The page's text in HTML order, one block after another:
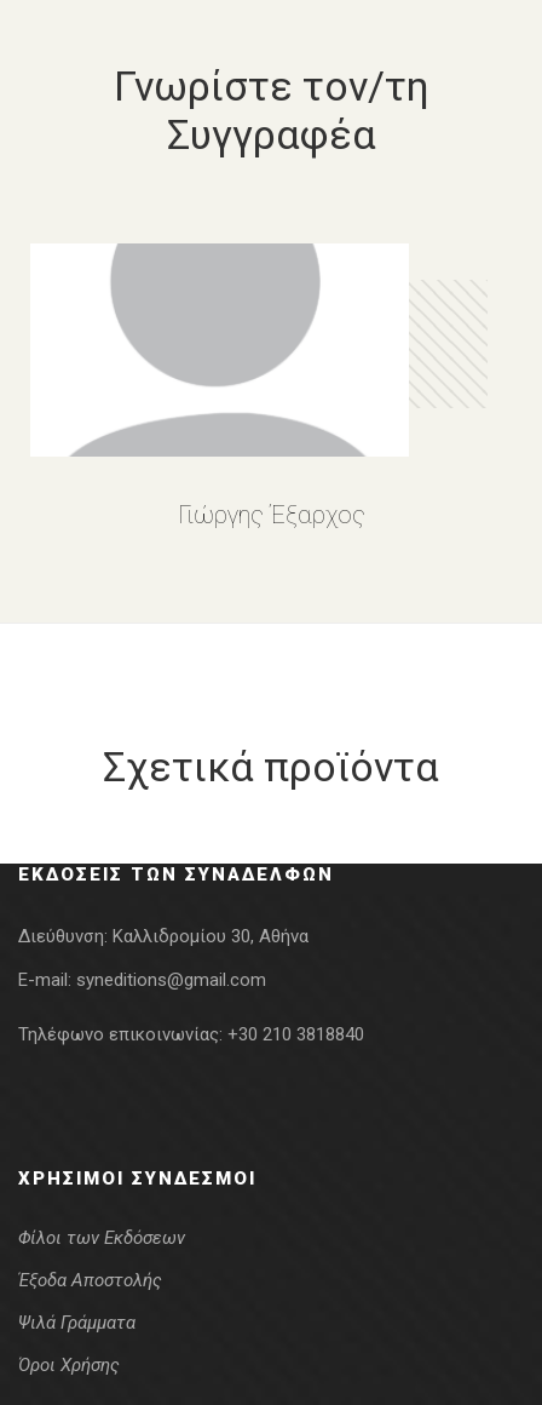
Γνωρίστε τον/τη
Συγγραφέα
Γιώργης Έξαρχος
Σχετικά προϊόντα
ΕΚΔΌΣΕΙΣ ΤΩΝ ΣΥΝΑΔΈΛΦΩΝ
Διεύθυνση: Καλλιδρομίου 30, Αθήνα
E-mail: syneditions@gmail.com
Τηλέφωνο επικοινωνίας: +30 210 3818840
ΧΡΉΣΙΜΟΙ ΣΎΝΔΕΣΜΟΙ
Φίλοι των Εκδόσεων
Έξοδα Αποστολής
Ψιλά Γράμματα
Όροι Χρήσης